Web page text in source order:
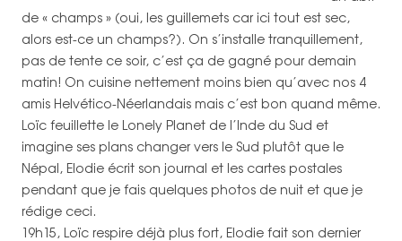
de « champs » (oui, les guillemets car ici tout est sec,
alors est-ce un champs?). On s’installe tranquillement,
pas de tente ce soir, c’est ça de gagné pour demain
matin! On cuisine nettement moins bien qu’avec nos 4
amis Helvético-Néerlandais mais c’est bon quand même.
Loïc feuillette le Lonely Planet de l’Inde du Sud et
imagine ses plans changer vers le Sud plutôt que le
Népal, Elodie écrit son journal et les cartes postales
pendant que je fais quelques photos de nuit et que je
rédige ceci.
19h15, Loïc respire déjà plus fort, Elodie fait son dernier